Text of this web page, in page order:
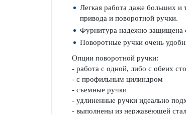
Легкая работа даже больших и
привода и поворотной ручки.
Фурнитура надежно защищена
Поворотные ручки очень
Опции поворотной ручки:
- работа с одной, либо с обеих
- с профильным цилиндром
- съемные ручки
- удлиненные ручки идеально
- выполнены из нержавеющей